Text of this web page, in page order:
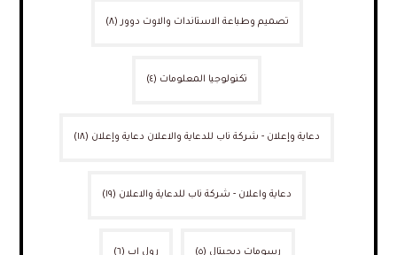
تصميم وطباعة الاستاندات والاوت دوور (٨)
تكنولوجيا المعلومات (٤)
دعاية وإعلان - شركة ناب للدعاية والاعلان دعاية وإعلان (١٨)
دعاية واعلان - شركة ناب للدعاية والاعلان (١٩)
رسومات ديجيتال (٥) رول اب (٦)